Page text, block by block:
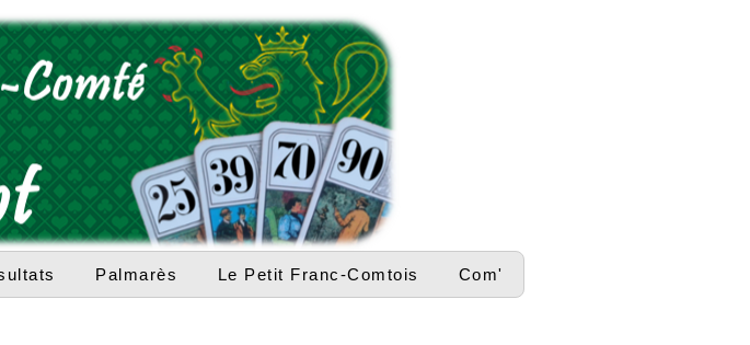
Palmarès Le Petit Franc-Comtois Com'